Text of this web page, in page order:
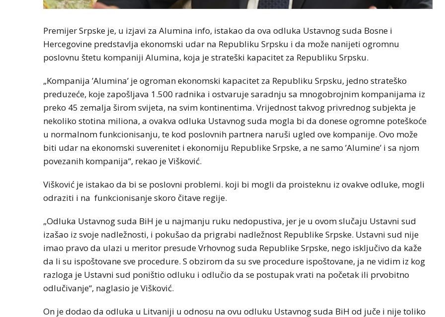
Premijer Srpske je, u izjavi za Alumina info, istakao da ova odluka Ustavnog suda Bosne i
Hercegovine predstavlja ekonomski udar na Republiku Srpsku i da može nanijeti ogromnu
poslovnu štetu kompaniji Alumina, koja je strateški kapacitet za Republiku Srpsku.
„Kompanija ’Alumina’ je ogroman ekonomski kapacitet za Republiku Srpsku, jedno strateško
preduzeće, koje zapošljava 1.500 radnika i ostvaruje saradnju sa mnogobrojnim kompanijama iz
preko 45 zemalja širom svijeta, na svim kontinentima. Vrijednost takvog privrednog subjekta je
nekoliko stotina miliona, a ovakva odluka Ustavnog suda mogla bi da donese ogromne poteškoće
u normalnom funkcionisanju, te kod poslovnih partnera naruši ugled ove kompanije. Ovo može
biti udar na ekonomski suverenitet i ekonomiju Republike Srpske, a ne samo ’Alumine’ i sa njom
povezanih kompanija“, rekao je Višković.
Višković je istakao da bi se poslovni problemi. koji bi mogli da proisteknu iz ovakve odluke, mogli
odraziti i na funkcionisanje skoro čitave regije.
„Odluka Ustavnog suda BiH je u najmanju ruku nedopustiva, jer je u ovom slučaju Ustavni sud
izašao iz svoje nadležnosti, i pokušao da prigrabi nadležnost Republike Srpske. Ustavni sud nije
imao pravo da ulazi u meritor presude Vrhovnog suda Republike Srpske, nego isključivo da kaže
da li su ispoštovane sve procedure. S obzirom da su sve procedure ispoštovane, ja ne vidim iz kog
razloga je Ustavni sud poništio odluku i odlučio da se postupak vrati na početak ili prvobitno
odlučivanje“, naglasio je Višković.
On je dodao da odluka u Litvaniji u odnosu na ovu odluku Ustavnog suda BiH od juče i nije toliko